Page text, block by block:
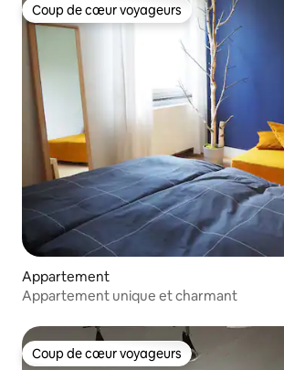
Coup de cœur voyageurs
Coup de cœur voyageurs
Appartement
Appartement unique et charmant
Coup de cœur voyageurs
Coup de cœur voyageurs